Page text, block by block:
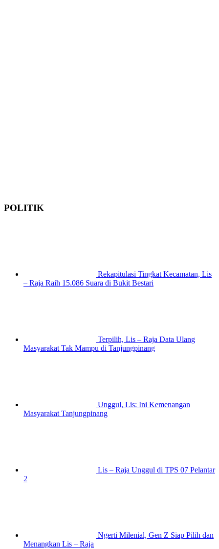
POLITIK
Rekapitulasi Tingkat Kecamatan, Lis
– Raja Raih 15.086 Suara di Bukit Bestari
Terpilih, Lis – Raja Data Ulang
Masyarakat Tak Mampu di Tanjungpinang
Unggul, Lis: Ini Kemenangan
Masyarakat Tanjungpinang
Lis – Raja Unggul di TPS 07 Pelantar
2
Ngerti Milenial, Gen Z Siap Pilih dan
Menangkan Lis – Raja